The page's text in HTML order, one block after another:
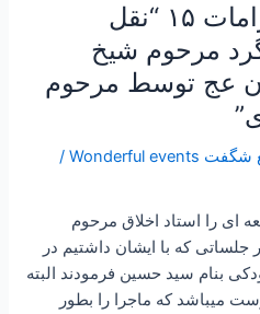
۱۶۶- معجزات و کرامات ۱۵ “نقل
مرحوم شیخ
عج توسط مرحوم
/
را استاد اخلاق مرحوم
که با ایشان داشتیم در
بنام سید حسین فرمودند البته
میباشد که ماجرا را بطور